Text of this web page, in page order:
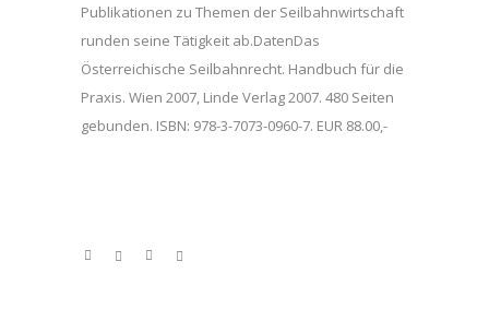
Publikationen zu Themen der Seilbahnwirtschaft
runden seine Tätigkeit ab.DatenDas
Österreichische Seilbahnrecht. Handbuch für die
Praxis. Wien 2007, Linde Verlag 2007. 480 Seiten
gebunden. ISBN: 978-3-7073-0960-7. EUR 88.00,-